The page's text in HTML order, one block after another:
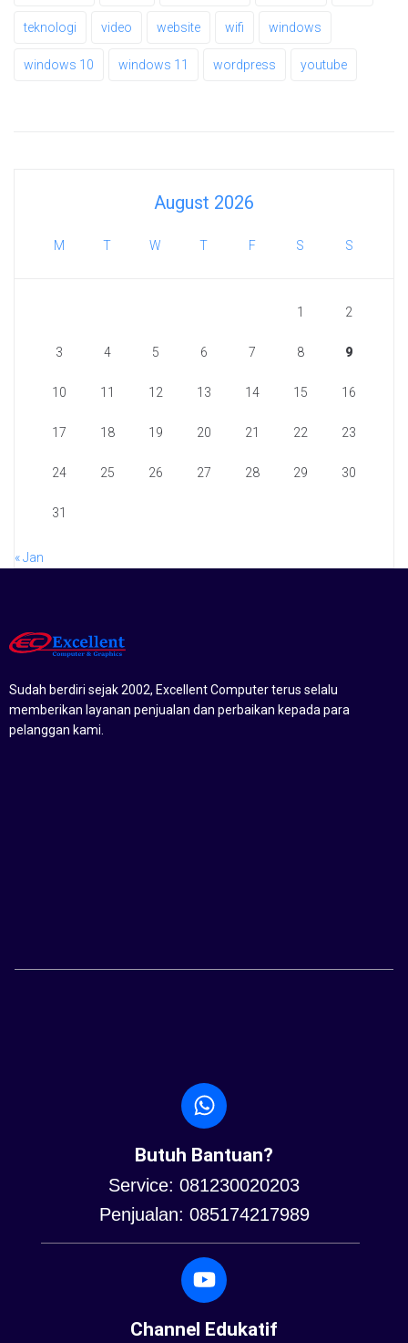
teknologi video website wifi windows
windows 10 windows 11 wordpress youtube
August 2026
M T W T F S S
1 2
3 4 5 6 7 8 9
10 11 12 13 14 15 16
17 18 19 20 21 22 23
24 25 26 27 28 29 30
31
« Jan
Sudah berdiri sejak 2002, Excellent Computer terus selalu
memberikan layanan penjualan dan perbaikan kepada para
pelanggan kami.
Butuh Bantuan?
Service: 081230020203
Penjualan: 085174217989
Channel Edukatif